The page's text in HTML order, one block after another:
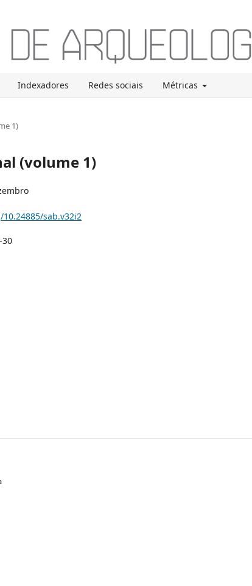
Indexadores Redes sociais Métricas
1)
(volume 1)
sab.v32i2
30